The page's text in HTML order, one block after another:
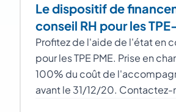
Le dispositif de
conseil RH pour les
Profitez de l'aide de l'état en
pour les TPE PME. Prise en
100% du coût de
avant le 31/12/20. Contactez-